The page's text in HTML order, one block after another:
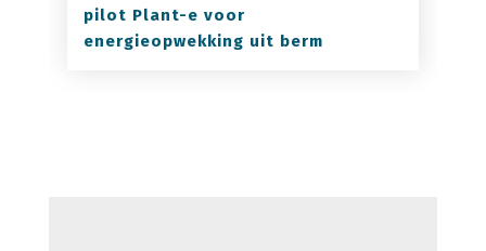
pilot Plant-e voor
energieopwekking uit berm